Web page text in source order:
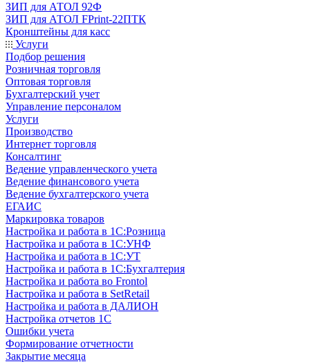
ЗИП для АТОЛ 92Ф
ЗИП для АТОЛ FPrint-22ПТК
Кронштейны для касс
Услуги
Подбор решения
Розничная торговля
Оптовая торговля
Бухгалтерский учет
Управление персоналом
Услуги
Производство
Интернет торговля
Консалтинг
Ведение управленческого учета
Ведение финансового учета
Ведение бухгалтерского учета
ЕГАИС
Маркировка товаров
Настройка и работа в 1С:Розница
Настройка и работа в 1С:УНФ
Настройка и работа в 1С:УТ
Настройка и работа в 1С:Бухгалтерия
Настройка и работа во Frontol
Настройка и работа в SetRetail
Настройка и работа в ДАЛИОН
Настройка отчетов 1С
Ошибки учета
Формирование отчетности
Закрытие месяца